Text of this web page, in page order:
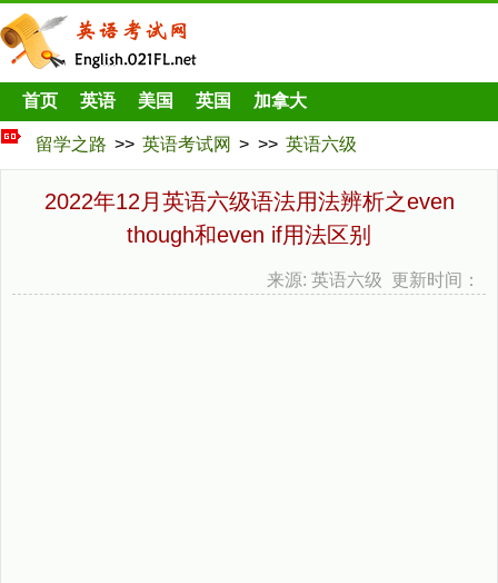
首页 英语 美国 英国 加拿大
留学之路 >> 英语考试网 > >> 英语六级
2022年12月英语六级语法用法辨析之even
though和even if用法区别
来源: 英语六级 更新时间：